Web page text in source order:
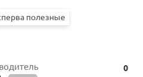
0